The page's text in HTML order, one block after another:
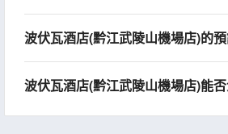
波伏瓦酒店(黔江武陵山機場店)的
波伏瓦酒店(黔江武陵山機場店)能